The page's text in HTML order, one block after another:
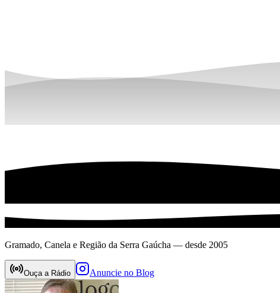
Gramado, Canela e Região da Serra Gaúcha — desde 2005
Ouça a Rádio Anuncie no Blog